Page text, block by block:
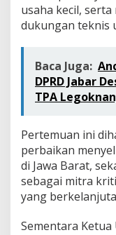
usaha kecil,
dukungan teknis
Baca Juga:
DPRD Jabar
TPA
Pertemuan ini
perbaikan
di Jawa Barat,
sebagai mitra
yang
Sementara